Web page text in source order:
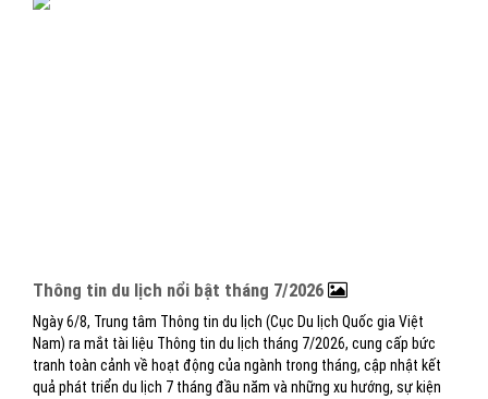
Thông tin du lịch nổi bật tháng 7/2026
Ngày 6/8, Trung tâm Thông tin du lịch (Cục Du lịch Quốc gia Việt
Nam) ra mắt tài liệu Thông tin du lịch tháng 7/2026, cung cấp bức
tranh toàn cảnh về hoạt động của ngành trong tháng, cập nhật kết
quả phát triển du lịch 7 tháng đầu năm và những xu hướng, sự kiện